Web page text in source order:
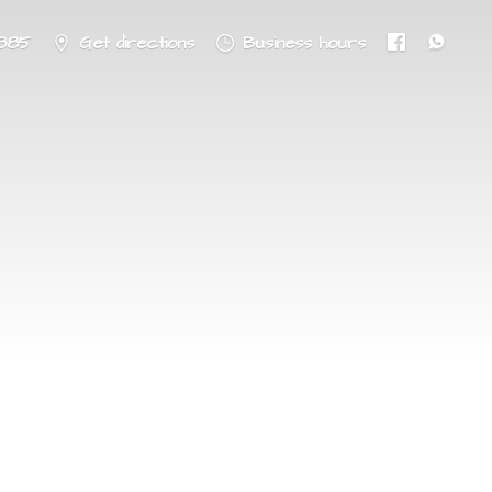
Get directions Business hours